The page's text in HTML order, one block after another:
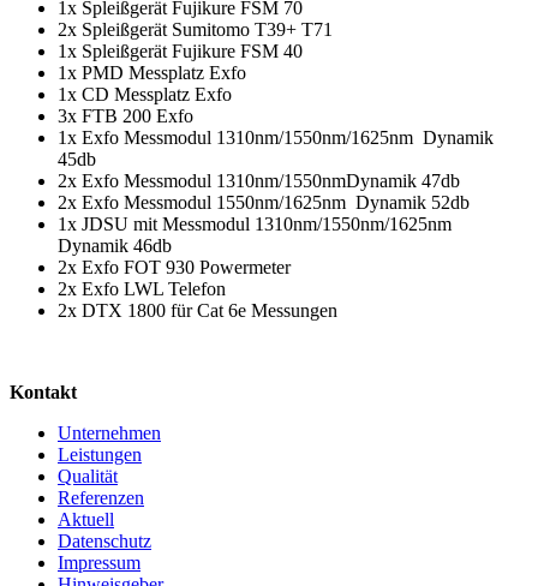
1x Spleißgerät Fujikure FSM 70
2x Spleißgerät Sumitomo T39+ T71
1x Spleißgerät Fujikure FSM 40
1x PMD Messplatz Exfo
1x CD Messplatz Exfo
3x FTB 200 Exfo
1x Exfo Messmodul 1310nm/1550nm/1625nm Dynamik
45db
2x Exfo Messmodul 1310nm/1550nmDynamik 47db
2x Exfo Messmodul 1550nm/1625nm Dynamik 52db
1x JDSU mit Messmodul 1310nm/1550nm/1625nm
Dynamik 46db
2x Exfo FOT 930 Powermeter
2x Exfo LWL Telefon
2x DTX 1800 für Cat 6e Messungen
Kontakt
Unternehmen
Leistungen
Qualität
Referenzen
Aktuell
Datenschutz
Impressum